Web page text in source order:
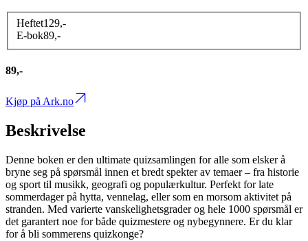
Heftet129,-
E-bok89,-
89,-
Kjøp på Ark.no
Beskrivelse
Denne boken er den ultimate quizsamlingen for alle som elsker å
bryne seg på spørsmål innen et bredt spekter av temaer – fra historie
og sport til musikk, geografi og populærkultur. Perfekt for late
sommerdager på hytta, vennelag, eller som en morsom aktivitet på
stranden. Med varierte vanskelighetsgrader og hele 1000 spørsmål er
det garantert noe for både quizmestere og nybegynnere. Er du klar
for å bli sommerens quizkonge?